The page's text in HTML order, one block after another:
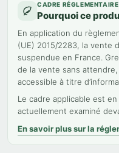
CADRE RÉGLEMENTAIRE
Pourquoi ce
En application du
(UE) 2015/2283, la vente
suspendue en France.
de la vente sans
accessible à titre
Le cadre applicable est
actuellement examiné
En savoir plus sur la